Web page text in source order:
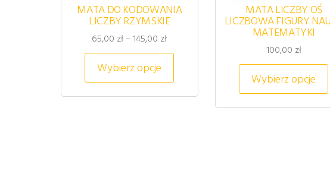
MATA DO KODOWANIA
LICZBY RZYMSKIE
65,00 zł –145,00 złZakres cen: od 65,00 zł do 145,00 zł
Wybierz opcje
Ten produkt ma wiele wariantów.
MATA LICZBY OŚ
LICZBOWA FIGURY
MATEMATYKI
100,00 zł
Wybierz opcje